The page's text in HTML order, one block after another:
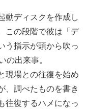
動ディスクを作成し
この段階で彼は「デ
う指示が頭から吹っ
出来事。
現場との往復を始め
調べたものを書き
往復するハメになっ